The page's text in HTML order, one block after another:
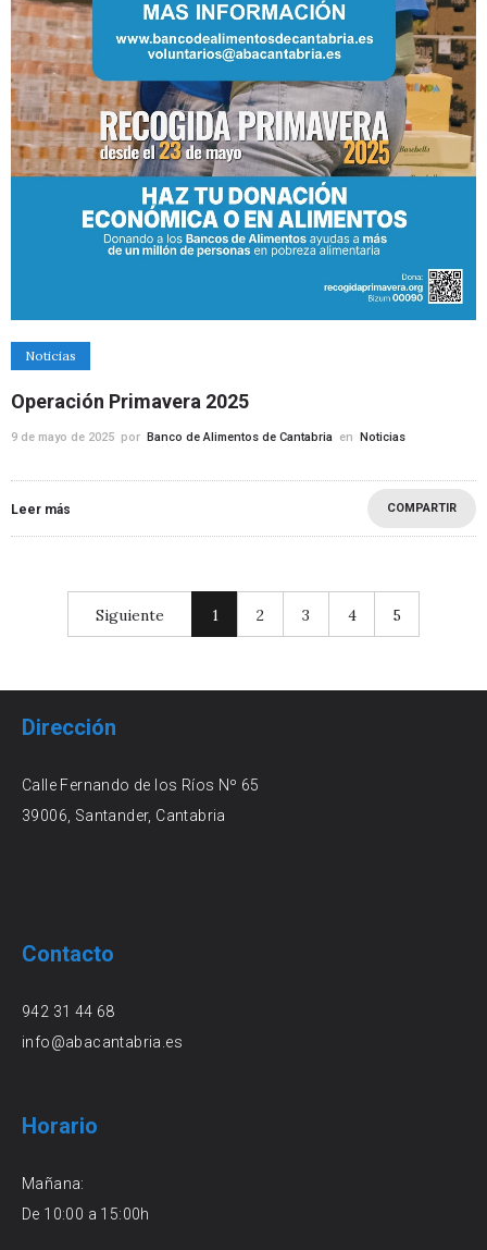
Noticias
Operación Primavera 2025
9 de mayo de 2025 por Banco de Alimentos de Cantabria en Noticias
Leer más COMPARTIR
Siguiente 1 2 3 4 5
Dirección
Calle Fernando de los Ríos Nº 65
39006, Santander, Cantabria
Contacto
942 31 44 68
info@abacantabria.es
Horario
Mañana:
De 10:00 a 15:00h